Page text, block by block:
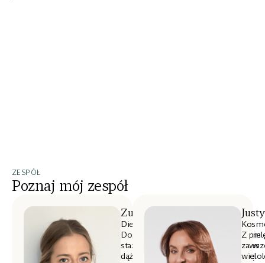
ZESPÓŁ
Poznaj mój zespół
Zuzanna Woźniak
Dietetyczka
Doświadczona dietetyczka z 8-letnim
stażem, z pasją wspiera pacjentów w
dążeniu do zdrowia. Specjalizuje się
Z